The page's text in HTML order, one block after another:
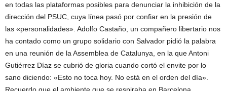
en todas las plataformas posibles para denunciar la inhibición de la
dirección del PSUC, cuya línea pasó por confiar en la presión de
las «personalidades». Adolfo Castaño, un compañero libertario nos
ha contado como un grupo solidario con Salvador pidió la palabra
en una reunión de la Assemblea de Catalunya, en la que Antoni
Gutiérrez Díaz se cubrió de gloria cuando cortó el envite por lo
sano diciendo: «Esto no toca hoy. No está en el orden del día».